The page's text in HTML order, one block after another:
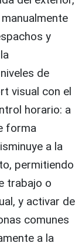
y
de
visual con el
horario: a
forma
a la
permitiendo
trabajo o
y activar de
comunes
a la